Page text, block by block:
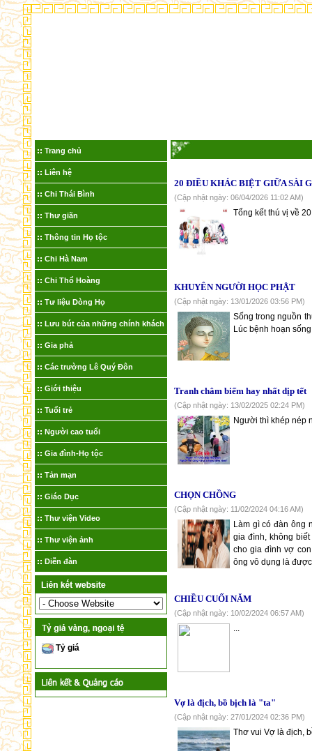
Trang chủ
Liên hệ
Chi Thái Bình
Thư giãn
Thông tin Họ tộc
Chi Hà Nam
Chi Thổ Hoàng
Tư liệu Dòng Họ
Lưu bút của những chính khách
Gia phả
Các trường Lê Quý Đôn
Giới thiệu
Tuổi trẻ
Người cao tuổi
Gia đình-Họ tộc
Tản mạn
Giáo Dục
Thư viện Video
Thư viện ảnh
Diễn đàn
Tỷ giá
20 ĐIỀU KHÁC BIỆT GIỮA SÀI
(Cập nhật ngày: 06/04/2026 11:02 AM)
Tổng kết thú vị về
KHUYÊN NGƯỜI HỌC PHẬT
(Cập nhật ngày: 13/01/2026 03:56 PM)
Sống trong nguồn
Lúc bệnh hoạn
Tranh châm biếm hay nhất dịp tết
(Cập nhật ngày: 13/02/2025 02:24 PM)
Người thì khép nép
CHỌN CHỒNG
(Cập nhật ngày: 11/02/2024 04:16 AM)
Làm gì có đàn ông
gia đình, không
cho gia đình vợ
ông vô dụng là
CHIỀU CUỐI NĂM
(Cập nhật ngày: 10/02/2024 06:57 AM)
...
Vợ là địch, bồ bịch là "ta"
(Cập nhật ngày: 27/01/2024 02:36 PM)
Thơ vui Vợ là địch,